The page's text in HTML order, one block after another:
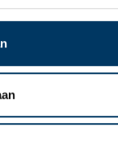
voor
Wat ons